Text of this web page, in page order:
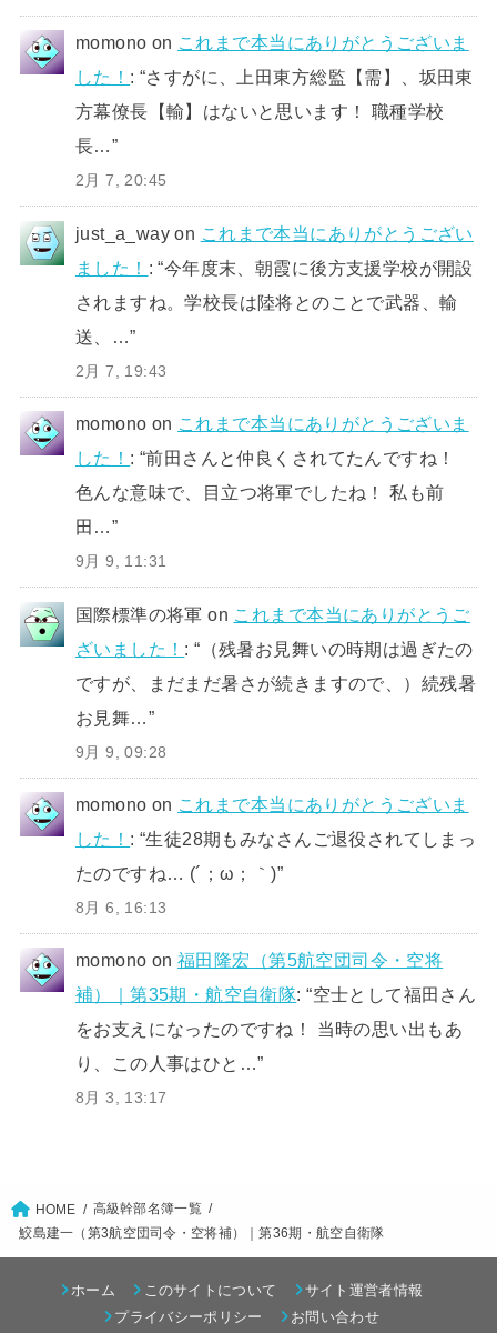
momono on これまで本当にありがとうございま
した！ : “さすがに、上田東方総監【需】、坂田東
方幕僚長【輸】はないと思います！ 職種学校
長…”
2月 7, 20:45
just_a_way on これまで本当にありがとうござい
ました！ : “今年度末、朝霞に後方支援学校が開設
されますね。学校長は陸将とのことで武器、輸
送、…”
2月 7, 19:43
momono on これまで本当にありがとうございま
した！ : “前田さんと仲良くされてたんですね！
色んな意味で、目立つ将軍でしたね！ 私も前
田…”
9月 9, 11:31
国際標準の将軍 on これまで本当にありがとうご
ざいました！ : “ （残暑お見舞いの時期は過ぎたの
ですが、まだまだ暑さが続きますので、）続残暑
お見舞… ”
9月 9, 09:28
momono on これまで本当にありがとうございま
した！ : “生徒28期もみなさんご退役されてしまっ
たのですね… (´；ω；｀)”
8月 6, 16:13
momono on福田隆宏（第5航空団司令・空将
補）｜第35期・航空自衛隊: “空士として福田さん
をお支えになったのですね！ 当時の思い出もあ
り、この人事はひと…”
8月 3, 13:17
HOME
高級幹部名簿一覧
鮫島建一（第3航空団司令・空将補）｜第36期・航空自衛隊
ホーム このサイトについて
サイト運営者情報
プライバシーポリシー
お問い合わせ